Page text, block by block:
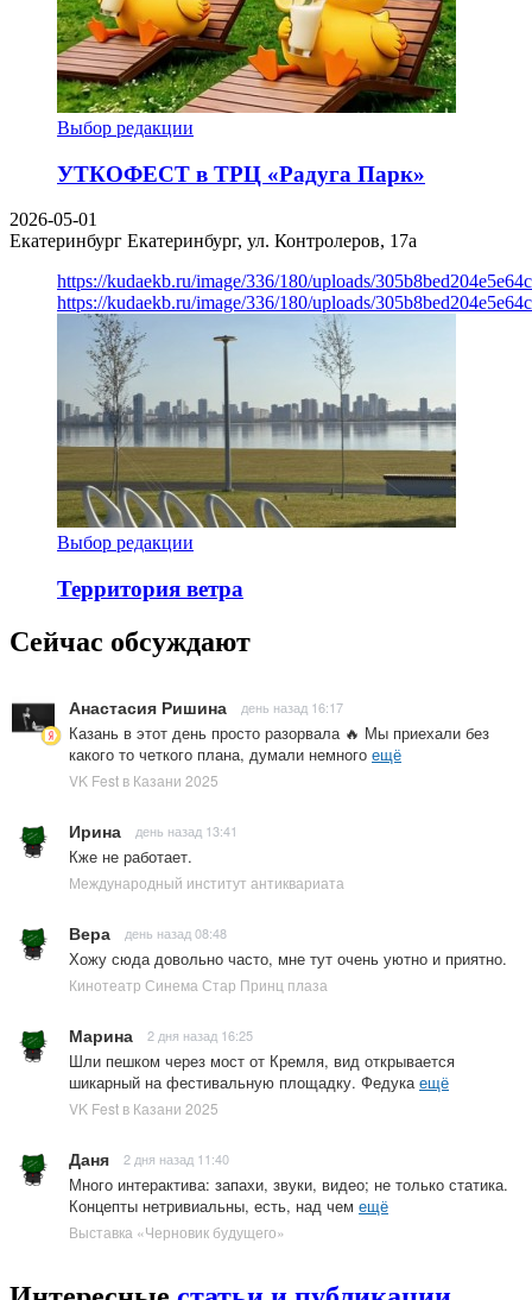
Выбор редакции
УТКОФЕСТ в ТРЦ «Радуга Парк»
2026-05-01
Екатеринбург Екатеринбург, ул. Контролеров, 17а
https://kudaekb.ru/image/336/180/uploads/
https://kudaekb.ru/image/336/180/uploads/
Выбор редакции
Территория ветра
Сейчас обсуждают
Анастасия Ришина день назад 16:17
Казань в этот день просто разорвала 🔥 Мы приехали без
какого то четкого плана, думали немного ещё
VK Fest в Казани 2025
Ирина день назад 13:41
Кже не работает.
Международный институт антиквариата
Вера день назад 08:48
Хожу сюда довольно часто, мне тут очень уютно и приятно.
Кинотеатр Синема Стар Принц плаза
Марина 2 дня назад 16:25
Шли пешком через мост от Кремля, вид открывается
шикарный на фестивальную площадку. Федукаещё
VK Fest в Казани 2025
Даня 2 дня назад 11:40
Много интерактива: запахи, звуки, видео; не только статика.
Концепты нетривиальны, есть, над чем ещё
Выставка «Черновик будущего»